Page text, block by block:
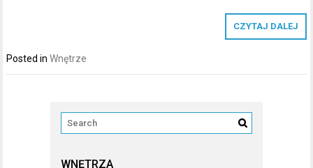
CZYTAJ DALEJ
Posted inWnętrze
WNĘTRZA